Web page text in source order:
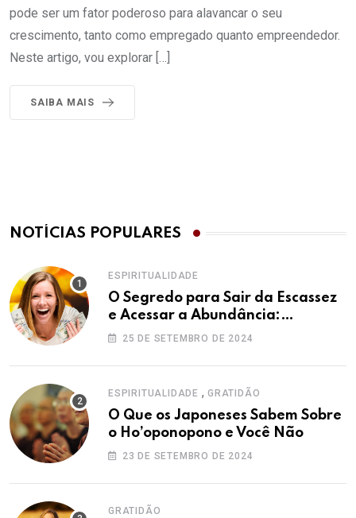
pode ser um fator poderoso para alavancar o seu
crescimento, tanto como empregado quanto empreendedor.
Neste artigo, vou explorar […]
SAIBA MAIS
NOTÍCIAS POPULARES
ESPIRITUALIDADE
O Segredo para Sair da Escassez
e Acessar a Abundância:
Ho’oponopono pela Prosperidade
25 DE SETEMBRO DE 2024
ESPIRITUALIDADE , GRATIDÃO
O Que os Japoneses Sabem Sobre
o Ho’oponopono e Você Não
23 DE SETEMBRO DE 2024
GRATIDÃO